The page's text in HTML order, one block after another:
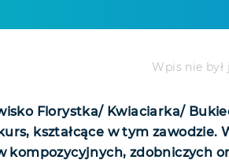
Wpis nie był
Florystka/ Kwiaciarka/
kształcące w tym zawodzie.
zdobniczych